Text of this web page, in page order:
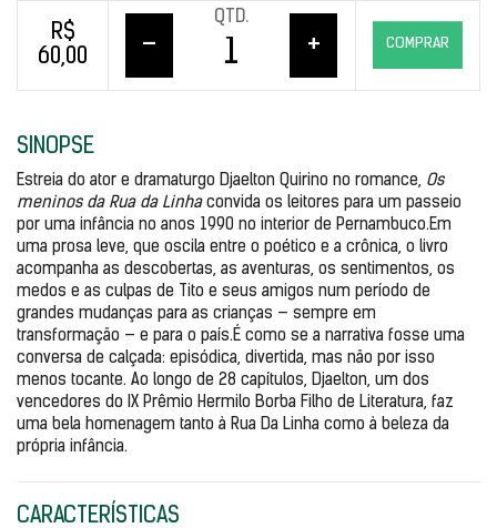
R$
60,00
–
QTD.
+ COMPRAR
SINOPSE
Estreia do ator e dramaturgo Djaelton Quirino no romance, Os
meninos da Rua da Linha convida os leitores para um passeio
por uma infância no anos 1990 no interior de Pernambuco.Em
uma prosa leve, que oscila entre o poético e a crônica, o livro
acompanha as descobertas, as aventuras, os sentimentos, os
medos e as culpas de Tito e seus amigos num período de
grandes mudanças para as crianças — sempre em
transformação — e para o país.É como se a narrativa fosse uma
conversa de calçada: episódica, divertida, mas não por isso
menos tocante. Ao longo de 28 capítulos, Djaelton, um dos
vencedores do IX Prêmio Hermilo Borba Filho de Literatura, faz
uma bela homenagem tanto à Rua Da Linha como à beleza da
própria infância.
CARACTERÍSTICAS